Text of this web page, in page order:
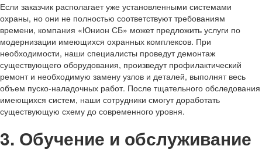
Если заказчик располагает уже установленными системами
охраны, но они не полностью соответствуют требованиям
времени, компания «Юнион СБ» может предложить услуги по
модернизации имеющихся охранных комплексов. При
необходимости, наши специалисты проведут демонтаж
существующего оборудования, произведут профилактический
ремонт и необходимую замену узлов и деталей, выполнят весь
объем пуско-наладочных работ. После тщательного обследования
имеющихся систем, наши сотрудники смогут доработать
существующую схему до современного уровня.
3. Обучение и обслуживание